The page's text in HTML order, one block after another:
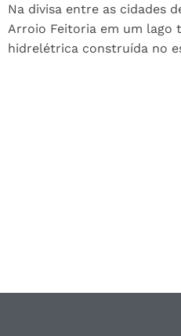
Na divisa entre as cidades
Arroio Feitoria em um lago
hidrelétrica construída no